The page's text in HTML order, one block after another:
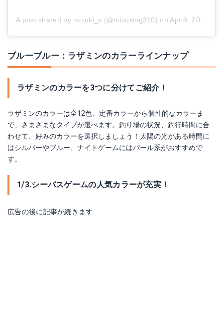
A post shared by mizuki_s (@mizuking310) onApr 8, 2018 at 4:38am PDT
ブルーブルー：ラザミンのカラーラインナップ
ラザミンのカラーを3つに分けてご紹介！
ラザミンのカラーは全12色、定番カラーから個性的なカラーま
で、さまざまなタイプが選べます。釣り場の状況、釣行時間に合
わせて、好みのカラーを選択しましょう！太陽の光がある時間に
はシルバーやブルー、ナイトゲームにはパール系がおすすめで
す。
1/3.シーバスゲームの人気カラーが充実！
広告の後に記事が続きます